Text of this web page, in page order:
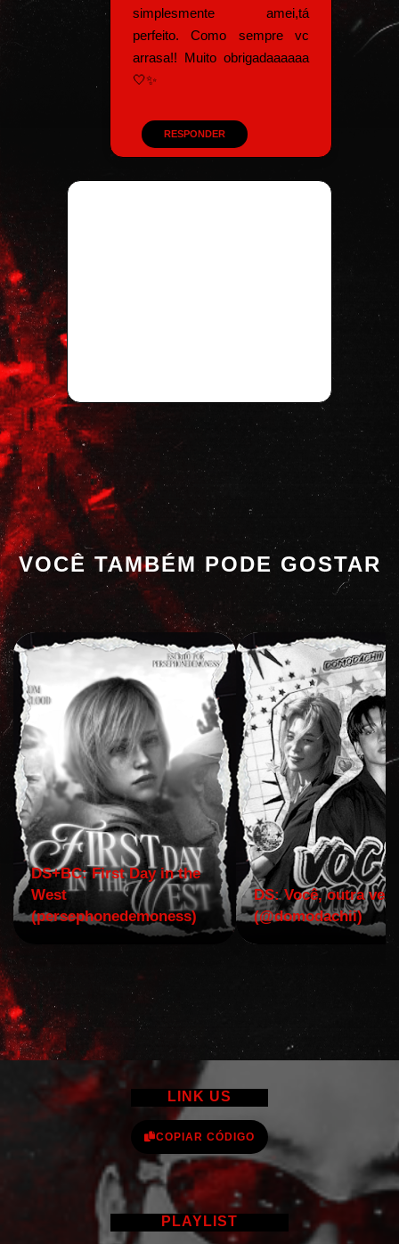
simplesmente amei,tá
perfeito. Como sempre vc
arrasa!! Muito obrigadaaaaaa
🤍✨
RESPONDER
VOCÊ TAMBÉM PODE GOSTAR
DS+BC: First Day in the
West
(persephonedemoness)
DS: Você, outra vez!
(@domodachii)
LINK US
COPIAR CÓDIGO
PLAYLIST